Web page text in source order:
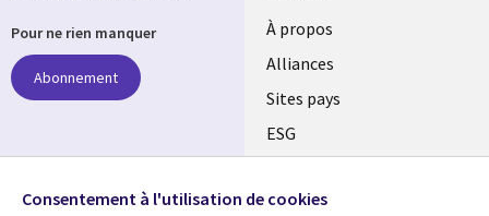
À propos
Alliances
Sites pays
ESG
Fusions
Pour ne rien manquer
Abonnement
Suivez-nous
Consentement à l'utilisation de cookies